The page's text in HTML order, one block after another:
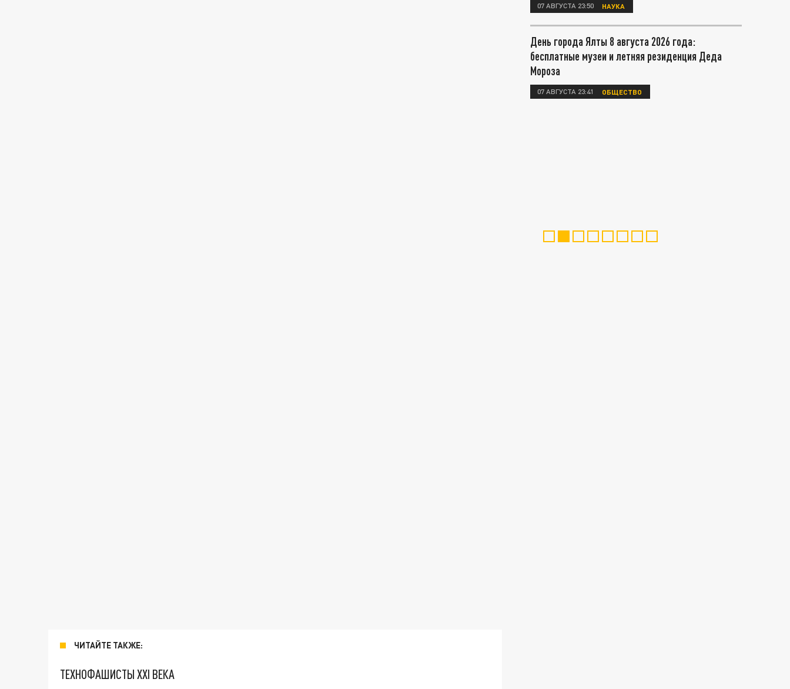
ЧИТАЙТЕ ТАКЖЕ:
ТЕХНОФАШИСТЫ XXI ВЕКА
07 АВГУСТА 23:50 НАУКА
День города Ялты 8 августа 2026 года:
бесплатные музеи и летняя резиденция Деда
Мороза
07 АВГУСТА 23:41 ОБЩЕСТВО